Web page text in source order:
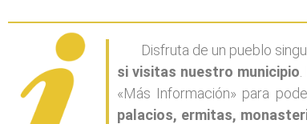
Disfruta de un pueblo
si visitas nuestro municipio
«Más Información» para
palacios, ermitas,